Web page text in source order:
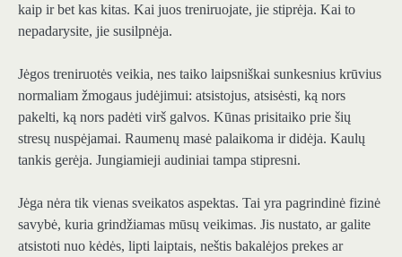
kaip ir bet kas kitas. Kai juos treniruojate, jie stiprėja. Kai to
nepadarysite, jie susilpnėja.
Jėgos treniruotės veikia, nes taiko laipsniškai sunkesnius krūvius
normaliam žmogaus judėjimui: atsistojus, atsisėsti, ką nors
pakelti, ką nors padėti virš galvos. Kūnas prisitaiko prie šių
stresų nuspėjamai. Raumenų masė palaikoma ir didėja. Kaulų
tankis gerėja. Jungiamieji audiniai tampa stipresni.
Jėga nėra tik vienas sveikatos aspektas. Tai yra pagrindinė fizinė
savybė, kuria grindžiamas mūsų veikimas. Jis nustato, ar galite
atsistoti nuo kėdės, lipti laiptais, neštis bakalėjos prekes ar